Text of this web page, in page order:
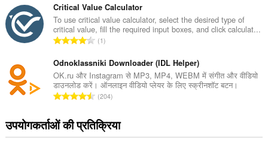
ख्या
:
ग
की
कु
ल
ख्या
:
Critical Value Calculator
To use critical value calculator, select the desired type of
critical value, fill the required input boxes, and click calculat...
रे
ग
की
कु
ल
ख्या
:
1
Odnoklassniki Downloader (IDL Helper)
OK.ru और Instagram से MP3, MP4, WEBM में संगीत और वीडियो
डाउनलोड करें। ऑनलाइन वीडियो प्लेयर के लिए स्क्रीनशॉट बटन।
रे
ग
की
204
उपयोगकर्ताओं की प्रतिक्रिया